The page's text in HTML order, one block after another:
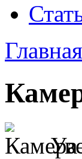
Главная